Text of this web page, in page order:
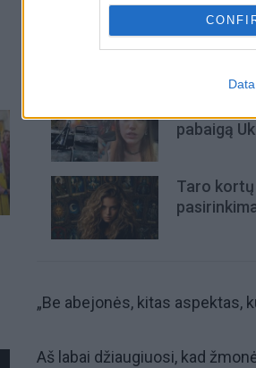
pabaigą
Taro kortų
„Be abejonės, kitas aspektas,
Aš labai džiaugiuosi, kad